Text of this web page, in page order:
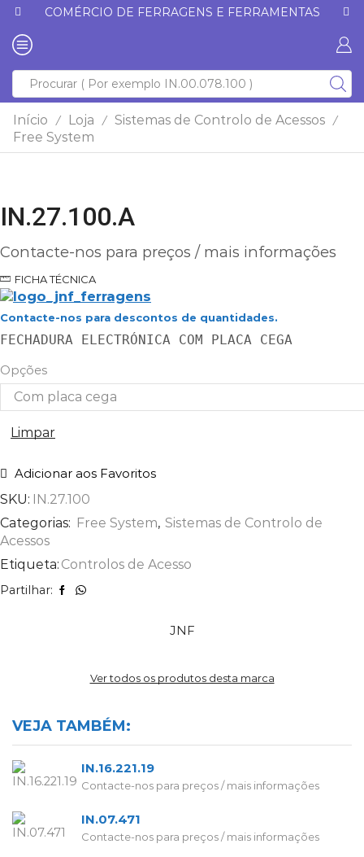
COMÉRCIO DE FERRAGENS E FERRAMENTAS
Início / Loja / Sistemas de Controlo de Acessos /
Free System
IN.27.100.A
Contacte-nos para preços / mais informações
FICHA TÉCNICA
Contacte-nos para descontos de quantidades.
FECHADURA ELECTRÓNICA COM PLACA CEGA
Opções
Limpar
Adicionar aos Favoritos
SKU: IN.27.100
Categorias: Free System, Sistemas de Controlo de
Acessos
Etiqueta: Controlos de Acesso
Partilhar:
JNF
Ver todos os produtos desta marca
VEJA TAMBÉM:
IN.16.221.19
Contacte-nos para preços / mais informações
IN.07.471
Contacte-nos para preços / mais informações